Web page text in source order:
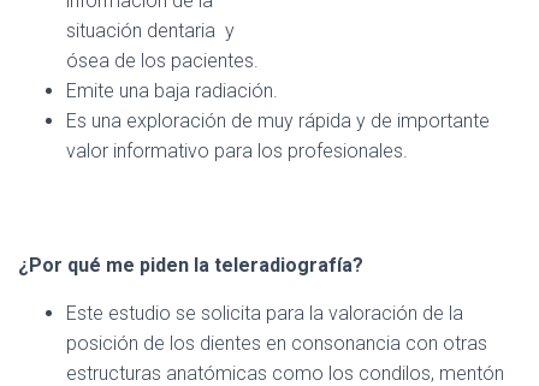
situación dentaria y
ósea de los pacientes.
Emite una baja radiación.
Es una exploración de muy rápida y de importante
valor informativo para los profesionales.
¿Por qué me piden la teleradiografía?
Este estudio se solicita para la valoración de la
posición de los dientes en consonancia con otras
estructuras anatómicas como los condilos, mentón